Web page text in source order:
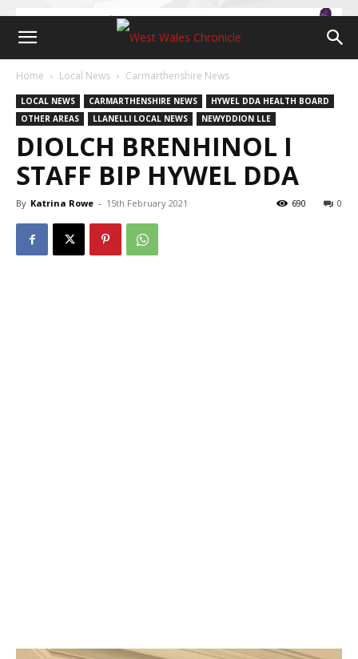
Home Local News Carmarthenshire News
LOCAL NEWS CARMARTHENSHIRE NEWS
HYWEL DDA HEALTH BOARD
OTHER AREAS
LLANELLI LOCAL NEWS NEWYDDION LLE
DIOLCH BRENHINOL I
STAFF BIP HYWEL DDA
By Katrina Rowe - 15th February 2021 0
690